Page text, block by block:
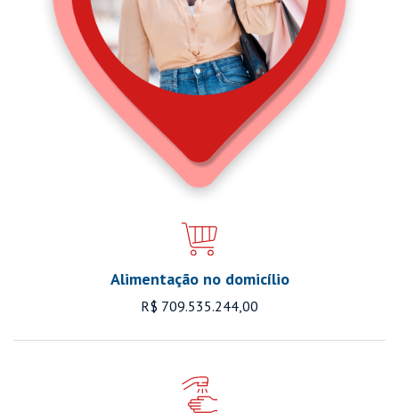
Alimentação no domicílio
R$ 709.535.244,00